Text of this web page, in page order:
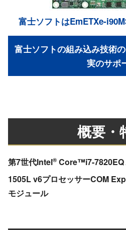
富士ソフトはEmETXe-
富士ソフトの組み込み技術
実のサポ
概要・
第7世代Intel®Core™i7-7820EQ
1505L v6プロセッサーCOM
モジュール